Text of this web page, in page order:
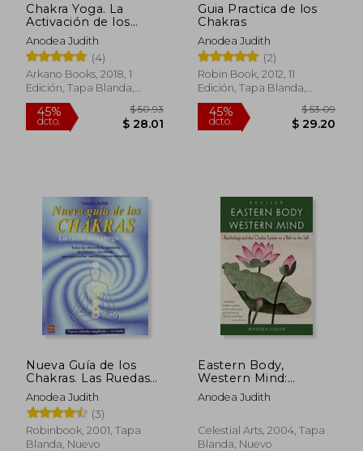
Chakra Yoga. La
Activación de los
Centros Energéticos
a Través del Yoga
Anodea Judith
(4)
Arkano Books, 2018, 1
Edición, Tapa Blanda,
Nuevo
45%
dcto. $ 28.01
Guia Practica de los
Chakras
Anodea Judith
(2)
Robin Book, 2012, 11
Edición, Tapa Blanda,
Nuevo
45%
dcto.
Nueva Guía de los
Chakras. Las Ruedas
de la Energía Vital.
Anodea Judith
(3)
Robinbook, 2001, Tapa
Blanda, Nuevo
Eastern Body,
Western Mind:
Psychology and the
Chakra System as a
Inglés)
Anodea Judith
Celestial Arts, 2004, Tapa
Blanda, Nuevo